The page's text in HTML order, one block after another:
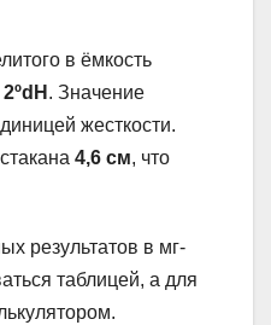
в ёмкость
2ºdH . Значение
жесткости.
4,6 см, что
результатов в мг-
таблицей, а для